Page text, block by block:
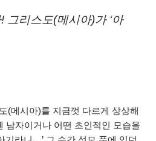
그리스도(메시아)가 ‘아
(메시아)를 지금껏 다르게 상상해
남자이거나 어떤 초인적인 모습을